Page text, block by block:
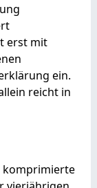
erst mit
ein.
reicht in
komprimierte